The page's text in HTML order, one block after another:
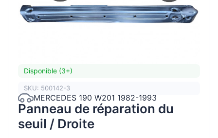
Disponible (3+)
SKU: 500142-3
MERCEDES 190 W201 1982-1993
Panneau de réparation du
seuil / Droite